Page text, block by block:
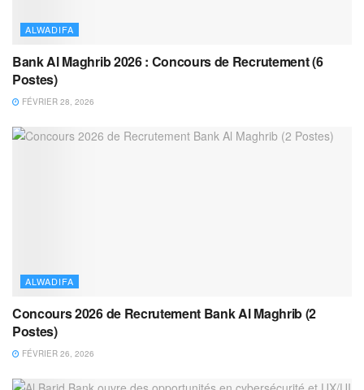
ALWADIFA
Bank Al Maghrib 2026 : Concours de Recrutement (6
Postes)
FÉVRIER 28, 2026
ALWADIFA
Concours 2026 de Recrutement Bank Al Maghrib (2
Postes)
FÉVRIER 26, 2026